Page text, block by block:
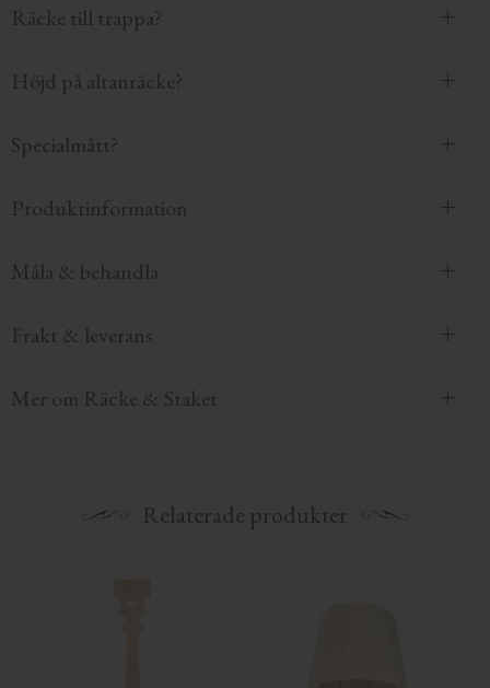
Räcke till trappa?
Höjd på altanräcke?
Specialmått?
Produktinformation
Måla & behandla
Frakt & leverans
Mer om Räcke & Staket
Relaterade produkter